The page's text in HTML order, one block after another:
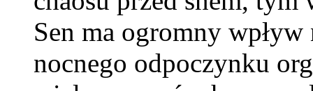
Sen ma ogromny
nocnego odpoczynku